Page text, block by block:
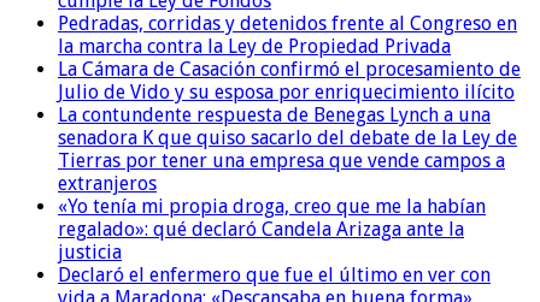
Pedradas, corridas y detenidos frente al Congreso en
la marcha contra la Ley de Propiedad Privada
La Cámara de Casación confirmó el procesamiento de
Julio de Vido y su esposa por enriquecimiento ilícito
La contundente respuesta de Benegas Lynch a una
senadora K que quiso sacarlo del debate de la Ley de
Tierras por tener una empresa que vende campos a
extranjeros
«Yo tenía mi propia droga, creo que me la habían
regalado»: qué declaró Candela Arizaga ante la
justicia
Declaró el enfermero que fue el último en ver con